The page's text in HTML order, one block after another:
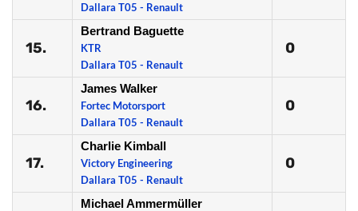
Dallara T05 - Renault
15.
Bertrand Baguette
KTR
Dallara T05 - Renault
0
16.
James Walker
Fortec Motorsport
Dallara T05 - Renault
0
17.
Charlie Kimball
Victory Engineering
Dallara T05 - Renault
0
Michael Ammermüller